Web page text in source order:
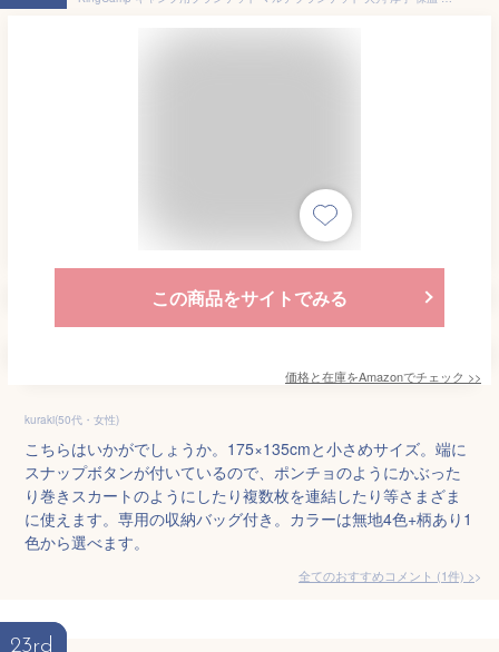
この商品をサイトでみる
価格と在庫をAmazonでチェック >>
kuraki(50代・女性)
こちらはいかがでしょうか。175×135cmと小さめサイズ。端に
スナップボタンが付いているので、ポンチョのようにかぶった
り巻きスカートのようにしたり複数枚を連結したり等さまざま
に使えます。専用の収納バッグ付き。カラーは無地4色+柄あり1
色から選べます。
全てのおすすめコメント (1件) >
23rd